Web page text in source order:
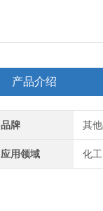
产品介绍
品牌 其
应用领域 化